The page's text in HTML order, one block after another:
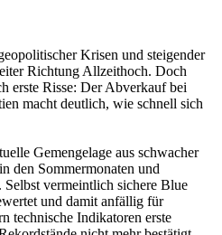
Krisen und steigender
Richtung Allzeithoch. Doch
erste Risse: Der Abverkauf bei
macht deutlich, wie schnell sich
Gemengelage aus schwacher
den Sommermonaten und
vermeintlich sichere Blue
und damit anfällig für
technische Indikatoren erste